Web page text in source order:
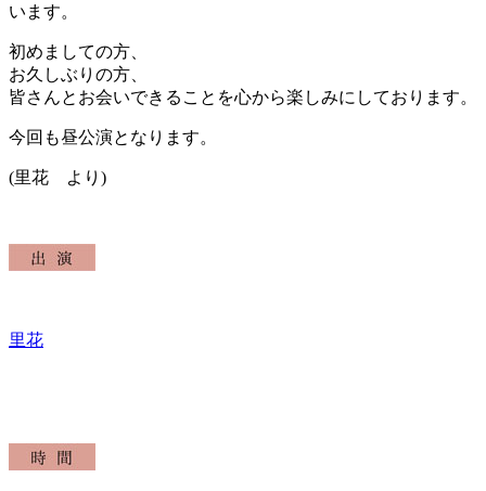
います。
初めましての方、
お久しぶりの方、
皆さんとお会いできることを心から楽しみにしております。
今回も昼公演となります。
(里花 より)
里花